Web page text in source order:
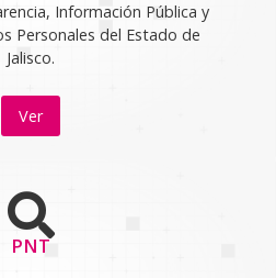
Información Pública y
Personales del Estado de
Jalisco.
Ver
PNT